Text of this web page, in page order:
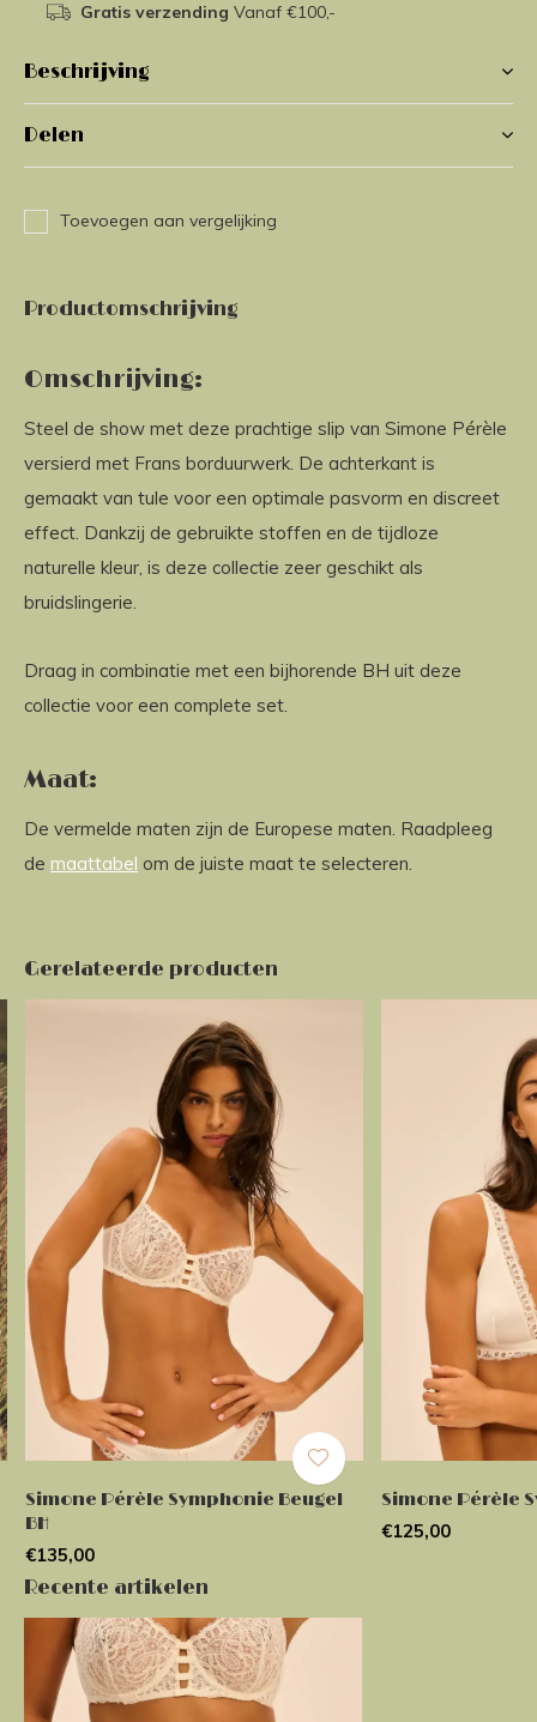
Gratis verzending Vanaf €100,-
Beschrijving
Delen
Toevoegen aan vergelijking
Productomschrijving
Omschrijving:
Steel de show met deze prachtige slip van Simone Pérèle
versierd met Frans borduurwerk. De achterkant is
gemaakt van tule voor een optimale pasvorm en discreet
effect. Dankzij de gebruikte stoffen en de tijdloze
naturelle kleur, is deze collectie zeer geschikt als
bruidslingerie.
Draag in combinatie met een bijhorende BH uit deze
collectie voor een complete set.
Maat:
De vermelde maten zijn de Europese maten. Raadpleeg
de maattabel om de juiste maat te selecteren.
Gerelateerde producten
Simone Pérèle Symphonie Beugel
BH
€135,00
Simone Pérèle
€125,00
Recente artikelen